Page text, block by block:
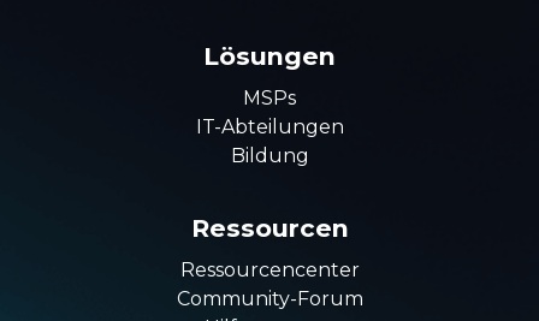
Lösungen
MSPs
IT-Abteilungen
Bildung
Ressourcen
Ressourcencenter
Community-Forum